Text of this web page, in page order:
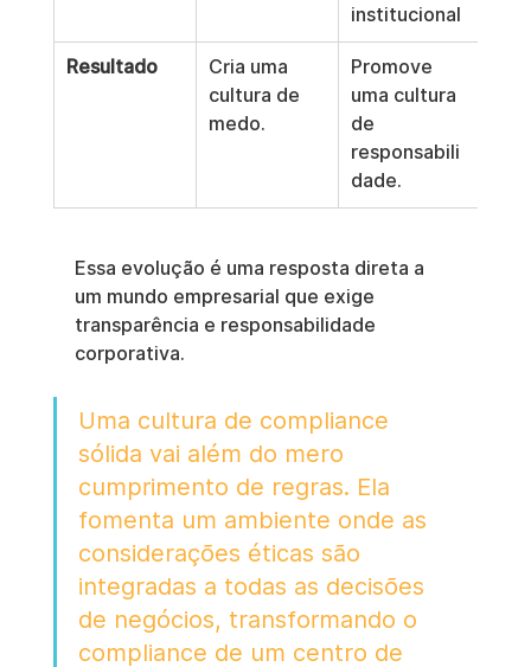
institucional
Resultado
Cria uma
cultura de
medo.
Promove
uma cultura
de
responsabili
dade.
Essa evolução é uma resposta direta a
um mundo empresarial que exige
transparência e responsabilidade
corporativa.
Uma cultura de compliance
sólida vai além do mero
cumprimento de regras. Ela
fomenta um ambiente onde as
considerações éticas são
integradas a todas as decisões
de negócios, transformando o
compliance de um centro de